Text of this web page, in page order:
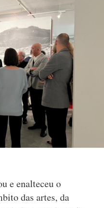
e enalteceu o
das artes, da